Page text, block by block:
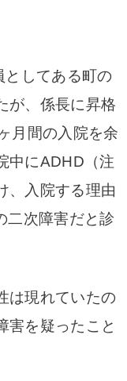
してある町の
が、係長に昇格
月間の入院を余
中にADHD（注
、入院する理由
二次障害だと診
は現れていたの
害を疑ったこと